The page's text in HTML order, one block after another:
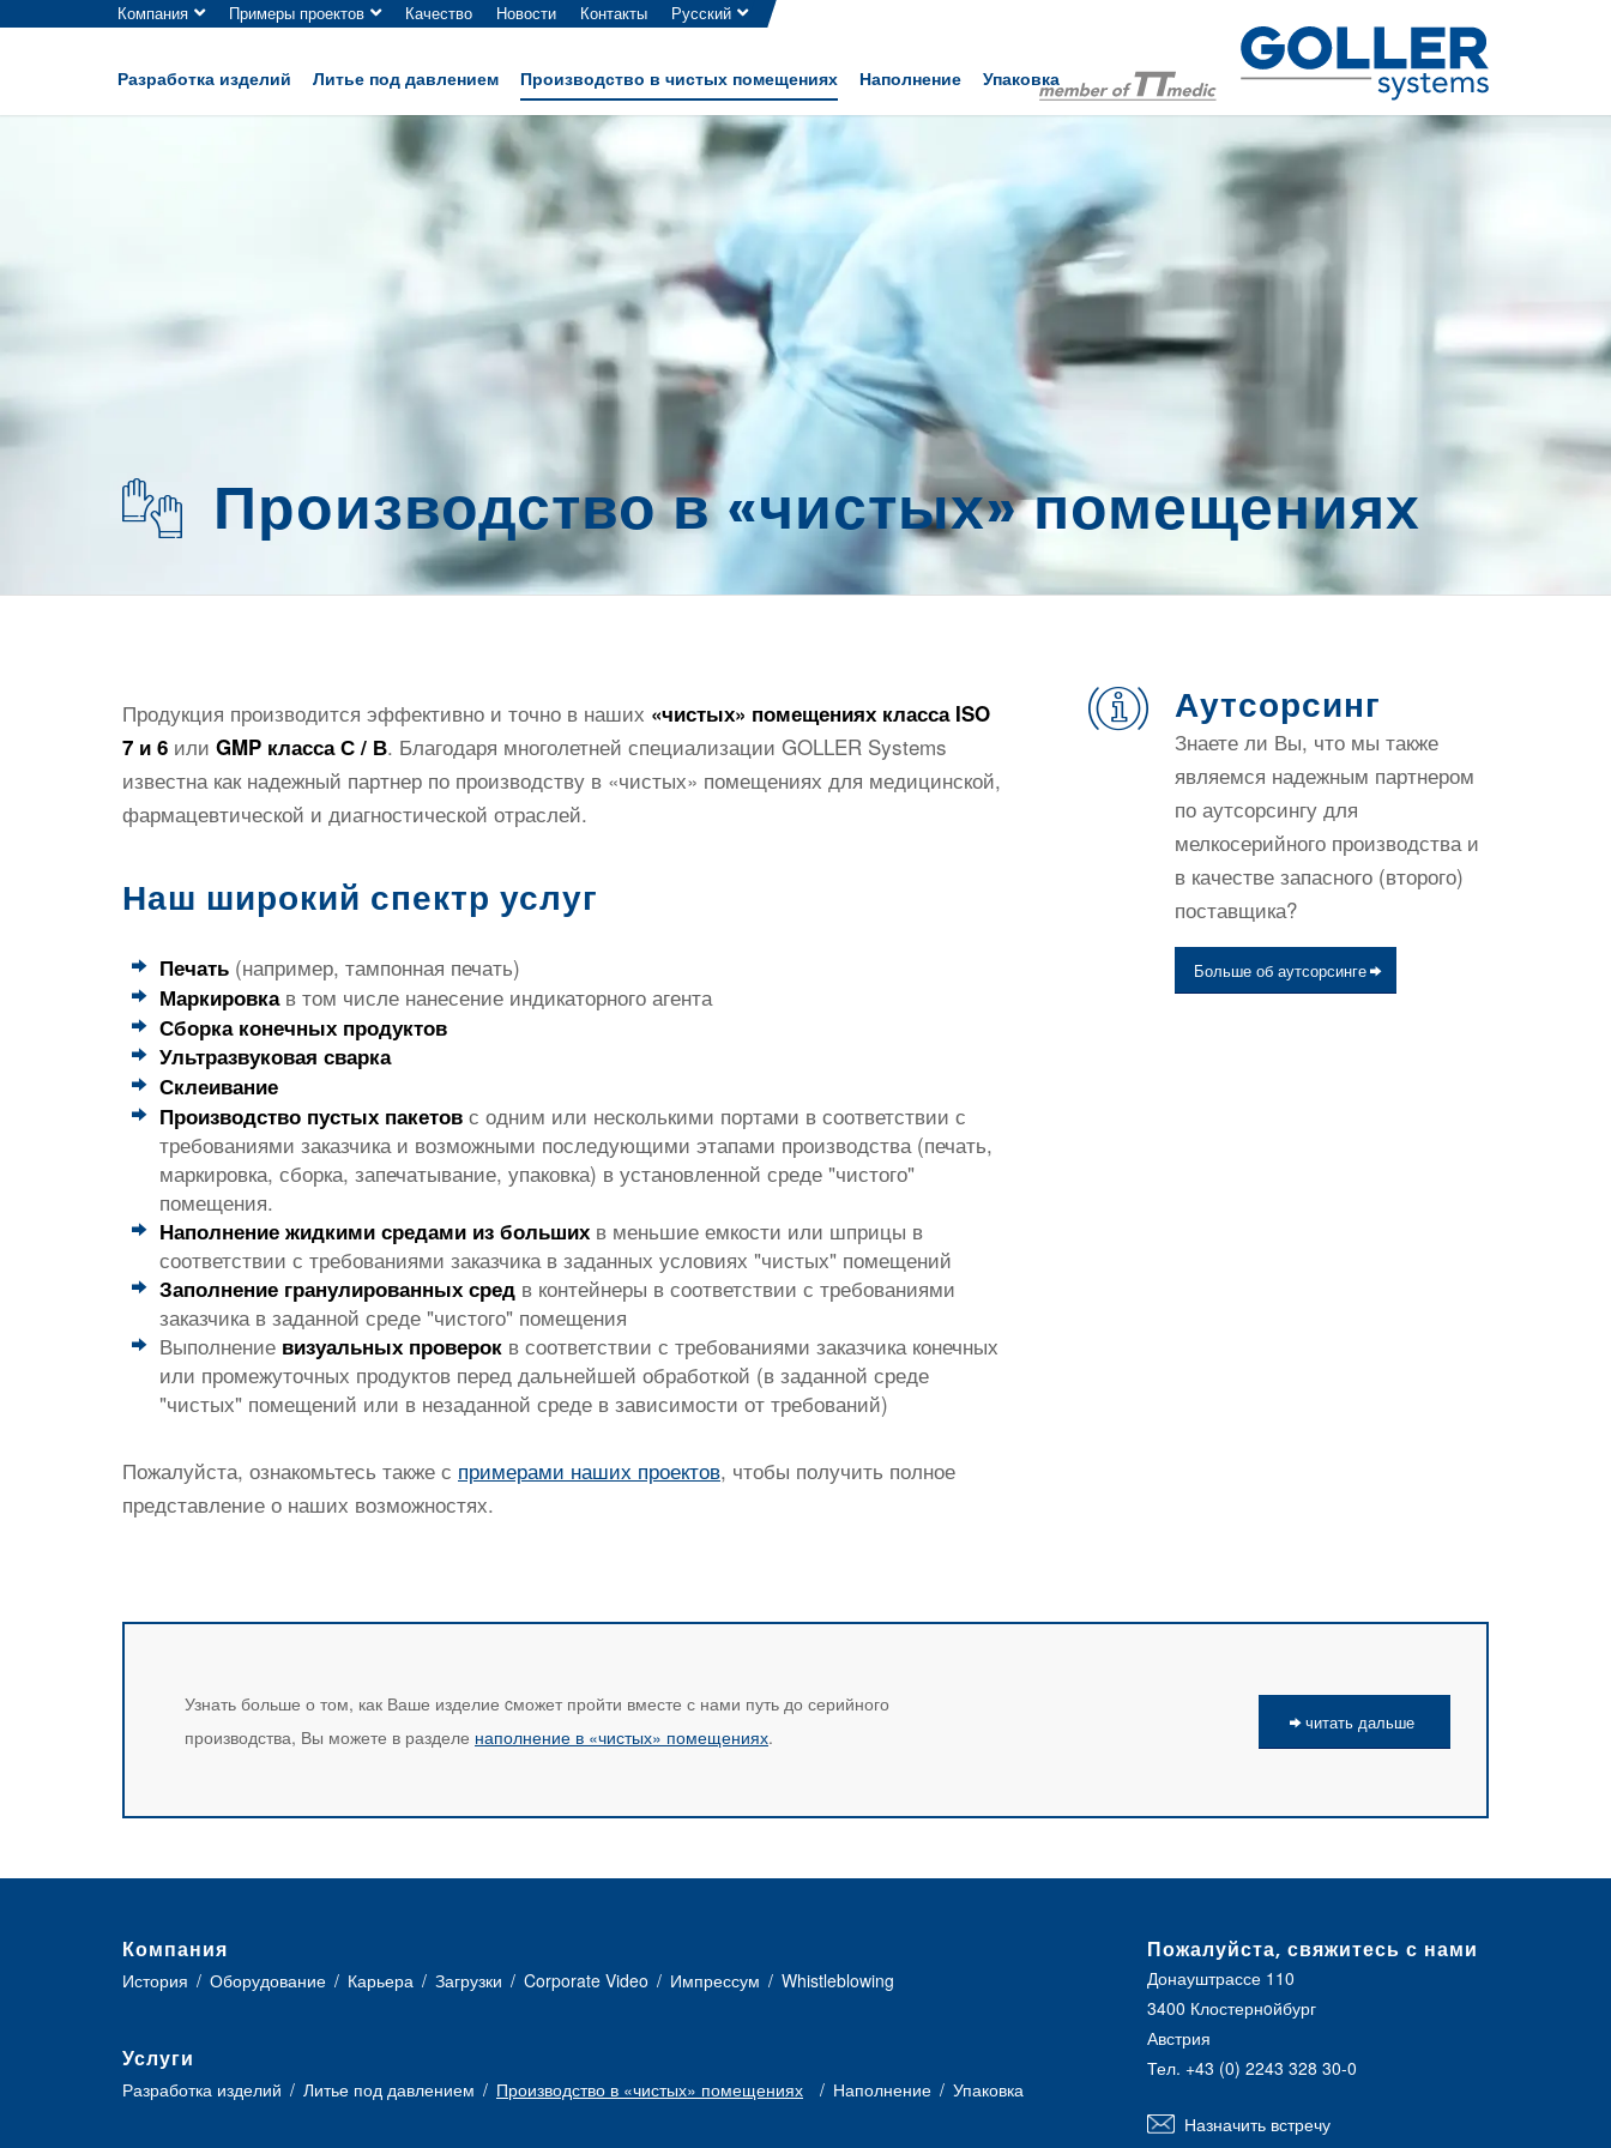
Компания Примеры проектов Качество Новости Контакты Русский
Разработка изделий Литье под давлением Производство в чистых помещениях Наполнение Упаковка
Производство в «чистых» помещениях
Продукция производится эффективно и точно в наших «чистых» помещениях класса ISO
7 и 6 или GMP класса С / В. Благодаря многолетней специализации GOLLER Systems
известна как надежный партнер по производству в «чистых» помещениях для медицинской,
фармацевтической и диагностической отраслей.
Наш широкий спектр услуг
Печать(например, тампонная печать)
Маркировкав том числе нанесение индикаторного агента
Сборка конечных продуктов
Ультразвуковая сварка
Склеивание
Производство пустых пакетовс одним или несколькими портами в соответствии с
требованиями заказчика и возможными последующими этапами производства (печать,
маркировка, сборка, запечатывание, упаковка) в установленной среде "чистого"
помещения.
Наполнение жидкими средами из большихв меньшие емкости или шприцы в
соответствии с требованиями заказчика в заданных условиях "чистых" помещений
Заполнение гранулированных средв контейнеры в соответствии с требованиями
заказчика в заданной среде "чистого" помещения
Выполнение визуальных проверокв соответствии с требованиями заказчика конечных
или промежуточных продуктов перед дальнейшей обработкой (в заданной среде
"чистых" помещений или в незаданной среде в зависимости от требований)
Пожалуйста, ознакомьтесь также с примерами наших проектов, чтобы получить полное
представление о наших возможностях.
Аутсорсинг
Знаете ли Вы, что мы также
являемся надежным партнером
по аутсорсингу для
мелкосерийного производства и
в качестве запасного (второго)
поставщика?
Больше об аутсорсинге
Узнать больше о том, как Ваше изделие cможет пройти вместе с нами путь до серийного
производства, Вы можете в разделе наполнение в «чистых» помещениях.
читать дальше
Компания
История Оборудование Карьера Загрузки Corporate Video Импрессум Whistleblowing
Услуги
Разработка изделий Литье под давлением Производство в «чистых» помещениях Наполнение Упаковка
Пожалуйста, свяжитесь с нами
Донауштрассе 110
3400 Клостернoйбург
Австрия
Тел. +43 (0) 2243 328 30-0
Назначить встречу